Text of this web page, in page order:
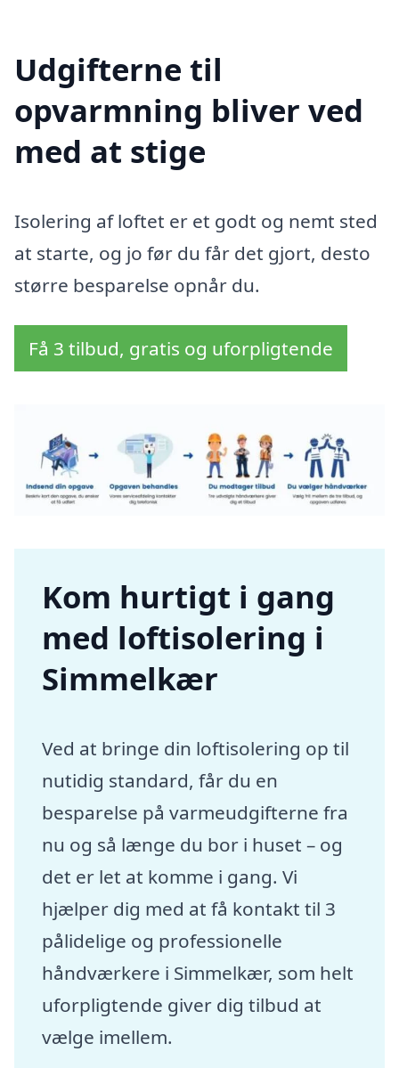
Udgifterne til
opvarmning bliver ved
med at stige
Isolering af loftet er et godt og nemt sted
at starte, og jo før du får det gjort, desto
større besparelse opnår du.
Få 3 tilbud, gratis og uforpligtende
Kom hurtigt i gang
med loftisolering i
Simmelkær
Ved at bringe din loftisolering op til
nutidig standard, får du en
besparelse på varmeudgifterne fra
nu og så længe du bor i huset – og
det er let at komme i gang. Vi
hjælper dig med at få kontakt til 3
pålidelige og professionelle
håndværkere i Simmelkær, som helt
uforpligtende giver dig tilbud at
vælge imellem.